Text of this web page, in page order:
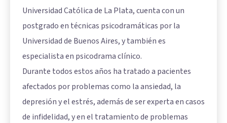
Universidad Católica de La Plata, cuenta con un
postgrado en técnicas psicodramáticas por la
Universidad de Buenos Aires, y también es
especialista en psicodrama clínico.
Durante todos estos años ha tratado a pacientes
afectados por problemas como la ansiedad, la
depresión y el estrés, además de ser experta en casos
de infidelidad, y en el tratamiento de problemas